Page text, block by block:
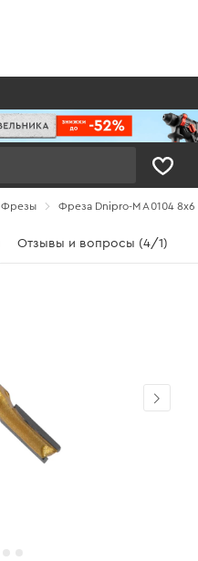
Фрезы Фреза Dnipro-M A0104 8x6
Отзывы и вопросы (4/1)